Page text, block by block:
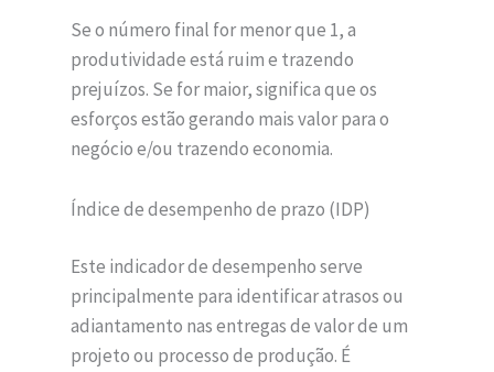
Se o número final for menor que 1, a
produtividade está ruim e trazendo
prejuízos. Se for maior, significa que os
esforços estão gerando mais valor para o
negócio e/ou trazendo economia.
Índice de desempenho de prazo (IDP)
Este indicador de desempenho serve
principalmente para identificar atrasos ou
adiantamento nas entregas de valor de um
projeto ou processo de produção. É